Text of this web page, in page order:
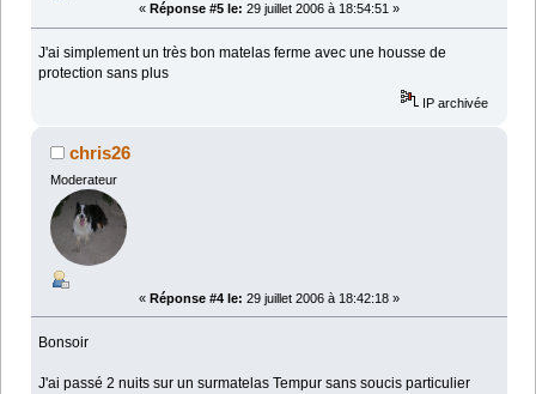
« Réponse #5 le: 29 juillet 2006 à 18:54:51 »
J'ai simplement un très bon matelas ferme avec une housse de
protection sans plus
IP archivée
chris26
Moderateur
« Réponse #4 le: 29 juillet 2006 à 18:42:18 »
Bonsoir
J'ai passé 2 nuits sur un surmatelas Tempur sans soucis particulier